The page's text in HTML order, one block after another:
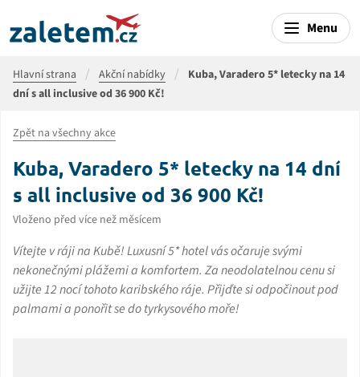
Menu
Hlavní strana Akční nabídky
Kuba, Varadero 5* letecky na 14
dní s all inclusive od 36 900 Kč!
Zpět na všechny akce
Kuba, Varadero 5* letecky na 14 dní
s all inclusive od 36 900 Kč!
Vloženo před více než měsícem
Vítejte v ráji na Kubě! Luxusní 5* hotel vás očaruje svými
nekonečnými plážemi a komfortem. Za neodolatelnou cenu si
užijte 12 nocí tohoto karibského ráje. Přijďte si odpočinout pod
palmami a ponořit se do tyrkysového moře!